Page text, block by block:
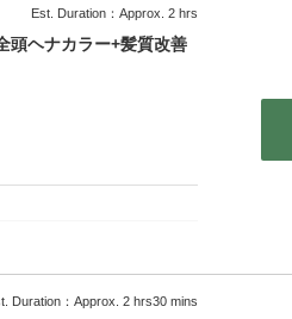
施術いたします。
Est. Duration：Approx. 2 hrs
頭ヘナカラー+髪質改善
ナでカラーをしていき、独
レクトランサーで髪の内部
Duration：Approx. 2 hrs30 mins